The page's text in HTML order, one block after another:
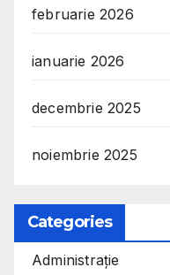
februarie 2026
ianuarie 2026
decembrie 2025
noiembrie 2025
Categories
Administrație